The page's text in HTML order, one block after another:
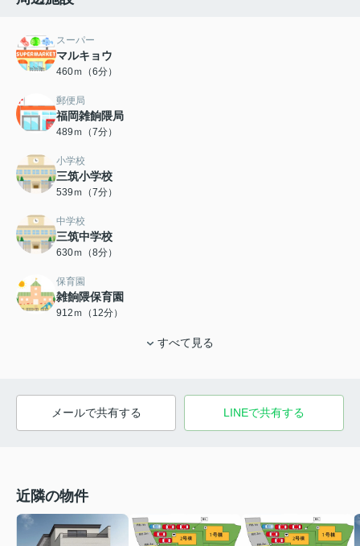
スーパー
マルキョウ
460ｍ（6分）
郵便局
福岡雑餉隈局
489ｍ（7分）
小学校
三筑小学校
539ｍ（7分）
中学校
三筑中学校
630ｍ（8分）
保育園
雑餉隈保育園
912ｍ（12分）
すべて見る
メールで共有する LINEで共有する
近隣の物件